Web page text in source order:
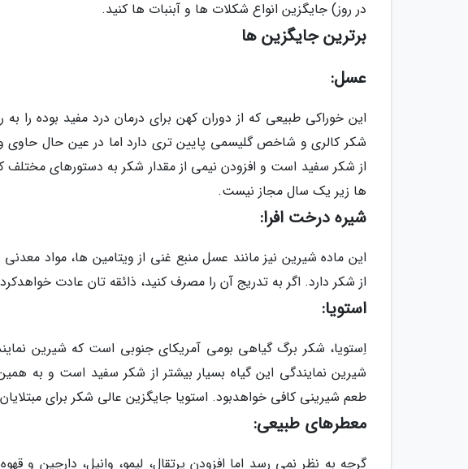
در روز) جایگزین انواع شکلات ها و آبنبات ها کنید.
برترین جایگزین ها
عسل:
این خوراکی طبیعی که از دوران کهن برای درمان درد مفید بوده را
شکر کالری و شاخص گلیسمی پایین تری دارد اما در عین حال
از شکر سفید است و افزودن نیمی از مقدار شکر به دستورهای مختلف
ها زیر یک سال مجاز نیست.
شیره درخت افرا:
این ماده شیرین نیز مانند عسل منبع غنی از ویتامین ها، مواد
از شکر دارد. اگر به تدریج آن را مصرف کنید، ذائقه تان عادت
استویا:
اِستویا، شکر برگ گیاهی بومی آمریکای جنوبی است که شیرین
شیرین نمایندگی این گیاه بسیار بیشتر از شکر سفید است و به
طعم شیرینی کافی خواهدبود. استویا جایگزین عالی شکر برای
معطرهای طبیعی:
گرچه به نظر نمی رسد اما افزودن پرتقال، لیمو، وانیل، دارچین و